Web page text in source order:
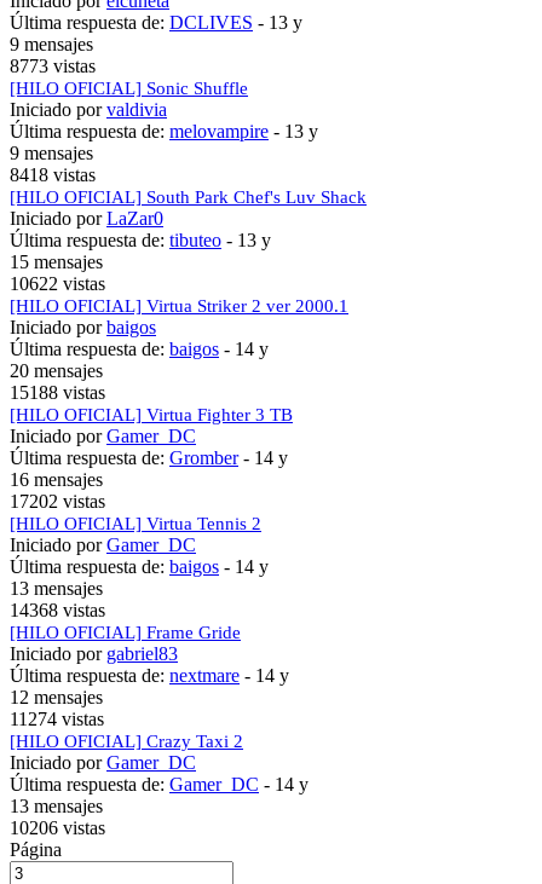
Última respuesta de: DCLIVES - 13 y
9 mensajes
8773 vistas
[HILO OFICIAL] Sonic Shuffle
Iniciado porvaldivia
Última respuesta de: melovampire - 13 y
9 mensajes
8418 vistas
[HILO OFICIAL] South Park Chef's Luv Shack
Iniciado porLaZar0
Última respuesta de: tibuteo - 13 y
15 mensajes
10622 vistas
[HILO OFICIAL] Virtua Striker 2 ver 2000.1
Iniciado porbaigos
Última respuesta de: baigos - 14 y
20 mensajes
15188 vistas
[HILO OFICIAL] Virtua Fighter 3 TB
Iniciado porGamer_DC
Última respuesta de: Gromber- 14 y
16 mensajes
17202 vistas
[HILO OFICIAL] Virtua Tennis 2
Iniciado porGamer_DC
Última respuesta de: baigos - 14 y
13 mensajes
14368 vistas
[HILO OFICIAL] Frame Gride
Iniciado por gabriel83
Última respuesta de: nextmare - 14 y
12 mensajes
11274 vistas
[HILO OFICIAL] Crazy Taxi 2
Iniciado porGamer_DC
Última respuesta de: Gamer_DC - 14 y
13 mensajes
10206 vistas
Página